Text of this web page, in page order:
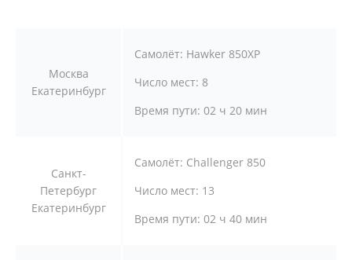
Москва
Екатеринбург
Самолёт: Hawker 850XP
Число мест: 8
Время пути: 02 ч 20 мин
Санкт-
Петербург
Екатеринбург
Самолёт: Challenger 850
Число мест: 13
Время пути: 02 ч 40 мин